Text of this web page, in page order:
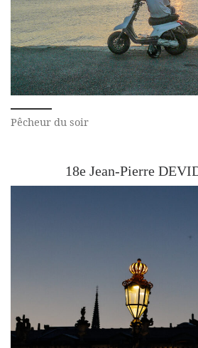
Pêcheur du soir
18e Jean-Pierre